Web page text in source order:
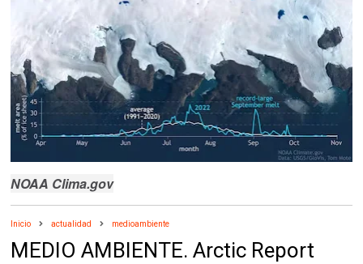
NOAA Clima.gov
Inicio actualidad medioambiente
MEDIO AMBIENTE. Arctic Report